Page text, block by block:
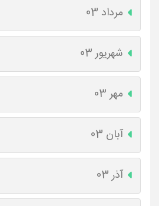
مرداد 03
شهریور 03
مهر 03
آبان 03
آذر 03